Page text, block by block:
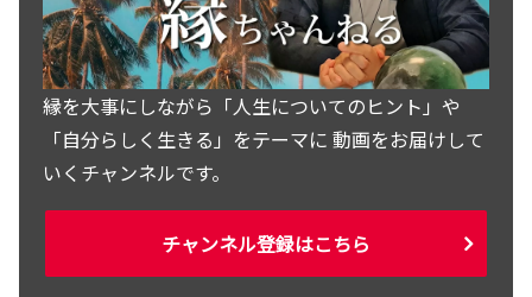
縁を大事にしながら「人生についてのヒント」や
「自分らしく生きる」をテーマに 動画をお届けして
いくチャンネルです。
チャンネル登録はこちら